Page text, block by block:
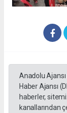
Anadolu
Haber Ajansı
haberler,
kanallarından